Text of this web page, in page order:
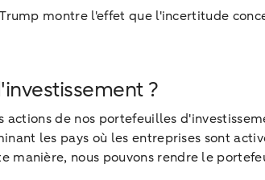
montre l'effet que l'incertitude
?
actions de nos portefeuilles
les pays où les entreprises sont
nous pouvons rendre le